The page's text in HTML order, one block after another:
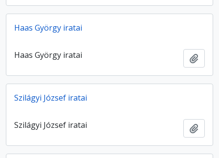
Haas György iratai
Haas György iratai
Szilágyi József iratai
Szilágyi József iratai